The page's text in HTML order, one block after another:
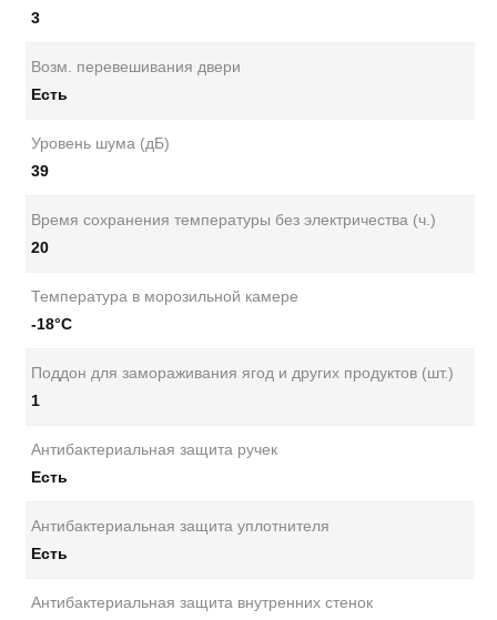
3
Возм. перевешивания двери
Есть
Уровень шума (дБ)
39
Время сохранения температуры без электричества (ч.)
20
Температура в морозильной камере
-18°C
Поддон для замораживания ягод и других продуктов (шт.)
1
Антибактериальная защита ручек
Есть
Антибактериальная защита уплотнителя
Есть
Антибактериальная защита внутренних стенок